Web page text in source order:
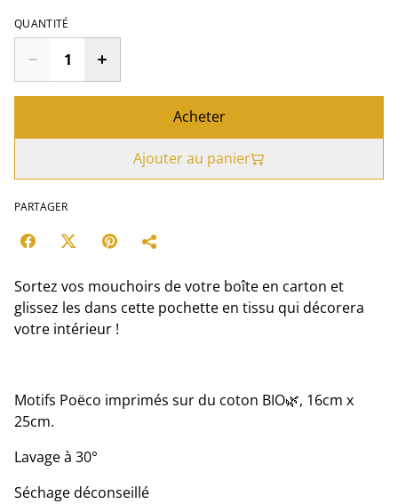
QUANTITÉ
Acheter
Ajouter au panier
PARTAGER
Sortez vos mouchoirs de votre boîte en carton et
glissez les dans cette pochette en tissu qui décorera
votre intérieur !
Motifs Poëco imprimés sur du coton BIO🌿, 16cm x
25cm.
Lavage à 30°
Séchage déconseillé